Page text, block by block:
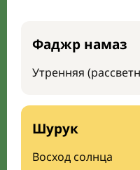
Фаджр намаз
Утренняя
Шурук
Восход солнца